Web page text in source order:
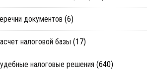
документов (6)
налоговой базы (17)
налоговые решения (640)